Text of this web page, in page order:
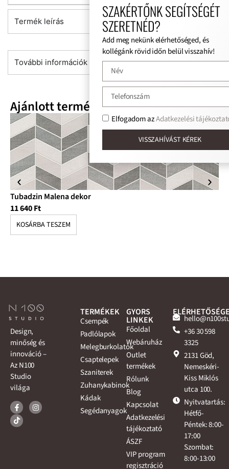
Termék leírás
További információk
Ajánlott termékek
Tubadzin Malena dekor
11 640Ft
KOSÁRBA TESZEM
Design,
minőség és
innováció –
Az N100
Studio
világa
TERMÉKEK
Csempék
Padlólapok
Melegburkolatok
Csaptelepek
Szaniterek
Zuhanykabinok
Kádak
Segédanyagok
GYORS
LINKEK
Főoldal
Webáruház
Outlet
termékek
Rólunk
Blog
Kapcsolat
Adatkezelési
tájékoztató
ÁSZF
VIP program
regisztráció
+36 30 598
3325
2131 Göd,
Nemeskéri-
Kiss Miklós
utca 100.
Nyitvatartás:
Hétfő-
Péntek: 8:00-
17:00
Szombat:
8:00-13:00
SZAKÉRTŐNK SEGÍTSÉGÉT
SZERETNÉD?
Add meg nekünk elérhetőséged, és
kollégánk rövid időn belül visszahív!
Elfogadom azAdatkezelési
VISSZAHÍVÁST KÉREK